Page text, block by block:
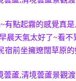
有點起霧的感覺真
晨天氣太好了~看
宿前坐擁遼闊草原的